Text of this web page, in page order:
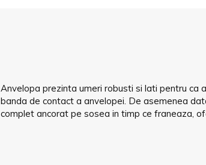
Anvelopa prezinta umeri robusti si lati pentru ca
banda de contact a anvelopei. De asemenea
complet ancorat pe sosea in timp ce franeaza,